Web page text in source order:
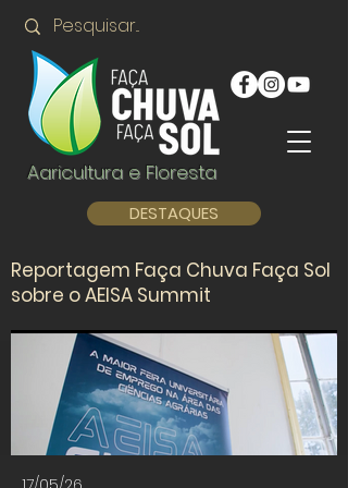
Agricultura e Floresta
DESTAQUES
Reportagem Faça Chuva Faça Sol
sobre o AEISA Summit